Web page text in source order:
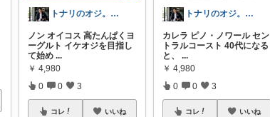
トナリのオジ。 40代からのイケオジ計画
ノン オイコス 高たんぱくヨ
ーグルト イケオジを目指し
て始め ...
￥ 4,980
0 0 3
コレ いいね
トナリのオジ。 40代からのイケオジ計画
カレラ ピノ・ノワール セン
トラルコースト 40代になる
と、
...
￥ 4,980
0 0 3
コレ いいね